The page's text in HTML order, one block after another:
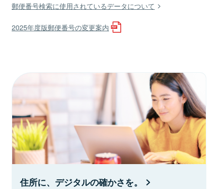
郵便番号検索に使用されているデータについて
2025年度版郵便番号の変更案内
住所に、デジタルの確かさを。